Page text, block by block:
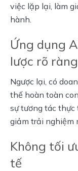
việc lặp lại, làm
hành.
Ứng dụng
lược rõ ràng
Ngược lại, có
thế hoàn toàn
sự tương tác thực
giảm trải nghiệm
Không tối
tế